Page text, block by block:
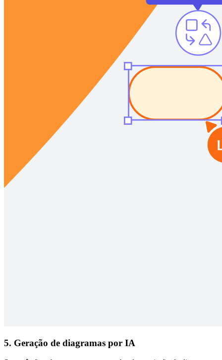
5. Geração de diagramas por IA